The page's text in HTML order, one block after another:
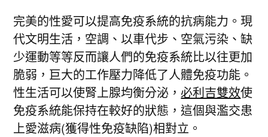
完美的性愛可以提高免疫系統的抗病能力。現
代文明生活，空調、以車代步、空氣污染、缺
少運動等等反而讓人們的免疫系統比以往更加
脆弱，巨大的工作壓力降低了人體免疫功能。
性生活可以使腎上腺均衡分泌，必利吉雙效使
免疫系統能保持在較好的狀態，這個與濫交患
上愛滋病(獲得性免疫缺陷)相對立。